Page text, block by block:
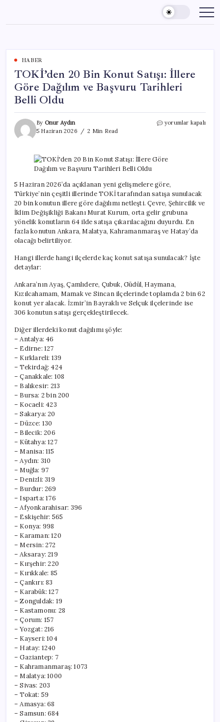
content
HABER
TOKİ’den 20 Bin Konut Satışı: İllere
Göre Dağılım ve Başvuru Tarihleri
Belli Oldu
By Onur Aydın
5 Haziran 2026
2 Min Read
TOKİ’den
İllere
ve
Başvuru
Tarihleri
Belli
Oldu
için
yorumlar kapalı
5 Haziran 2026’da açıklanan yeni gelişmelere göre,
Türkiye’nin çeşitli illerinde TOKİ tarafından satışa sunulacak
20 bin konutun illere göre dağılımı netleşti. Çevre, Şehircilik ve
İklim Değişikliği Bakanı Murat Kurum, orta gelir grubuna
yönelik konutların 64 ilde satışa çıkarılacağını duyurdu. En
fazla konutun Ankara, Malatya, Kahramanmaraş ve Hatay’da
olacağı belirtiliyor.
Hangi illerde hangi ilçelerde kaç konut satışa sunulacak? İşte
detaylar:
Ankara’nın Ayaş, Çamlıdere, Çubuk, Güdül, Haymana,
Kızılcahamam, Mamak ve Sincan ilçelerinde toplamda 2 bin 62
konut yer alacak. İzmir’in Bayraklı ve Selçuk ilçelerinde ise
306 konutun satışı gerçekleştirilecek.
Diğer illerdeki konut dağılımı şöyle:
– Antalya: 46
– Edirne: 127
– Kırklareli: 139
– Tekirdağ: 424
– Çanakkale: 108
– Balıkesir: 213
– Bursa: 2 bin 200
– Kocaeli: 423
– Sakarya: 20
– Düzce: 130
– Bilecik: 206
– Kütahya: 127
– Manisa: 115
– Aydın: 310
– Muğla: 97
– Denizli: 319
– Burdur: 269
– Isparta: 176
– Afyonkarahisar: 396
– Eskişehir: 565
– Konya: 998
– Karaman: 120
– Mersin: 272
– Aksaray: 219
– Kırşehir: 220
– Kırıkkale: 85
– Çankırı: 83
– Karabük: 127
– Zonguldak: 19
– Kastamonu: 28
– Çorum: 157
– Yozgat: 216
– Kayseri: 104
– Hatay: 1240
– Gaziantep: 7
– Kahramanmaraş: 1073
– Malatya: 1000
– Sivas: 203
– Tokat: 59
– Amasya: 68
– Samsun: 684